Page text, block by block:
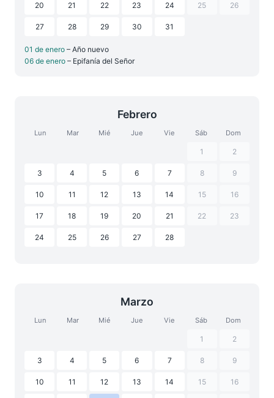
20 21 22 23 24 25 26
27 28 29 30 31
01 de enero – Año nuevo
06 de enero – Epifanía del Señor
Febrero
Lun Mar Mié Jue Vie Sáb Dom
1 2
3 4 5 6 7 8 9
10 11 12 13 14 15 16
17 18 19 20 21 22 23
24 25 26 27 28
Marzo
Lun Mar Mié Jue Vie Sáb Dom
1 2
3 4 5 6 7 8 9
10 11 12 13 14 15 16